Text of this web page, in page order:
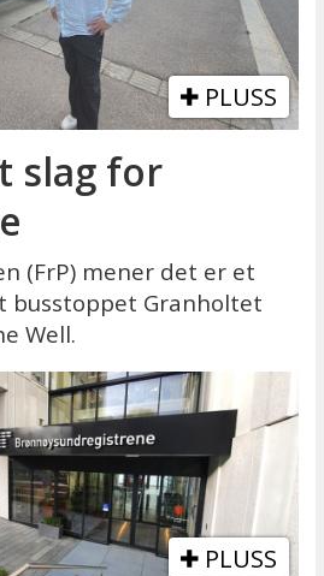
PLUSS
slag for
(FrP) mener det er et
busstoppet Granholtet
Well.
PLUSS